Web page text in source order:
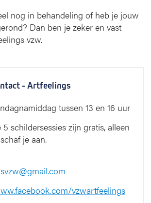
nog in behandeling of heb je jouw
Dan ben je zeker en vast
vzw.
- Artfeelings
tussen 13 en 16 uur
5 schildersessies zijn gratis, alleen
je aan.
vzwartfeelings